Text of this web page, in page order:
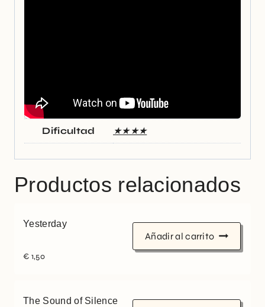
Dificultad ★★★★
Productos relacionados
Yesterday
€ 1,50
Añadir al carrito
The Sound of Silence